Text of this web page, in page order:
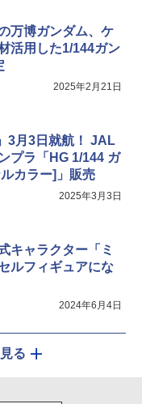
万博ガンダム、ケ
活用した1/144ガン
2025年2月21日
3月3日就航！ JAL
プラ「HG 1/144 ガ
カラー]」販売
2025年3月3日
キャラクター「ミ
ルフィギュアにな
2024年6月4日
る